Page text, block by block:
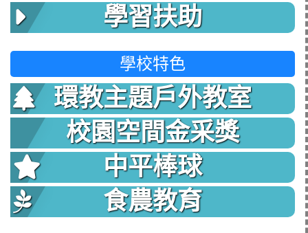
學習扶助
學校特色
環教主題戶外教室
校園空間金采獎
中平棒球
食農教育